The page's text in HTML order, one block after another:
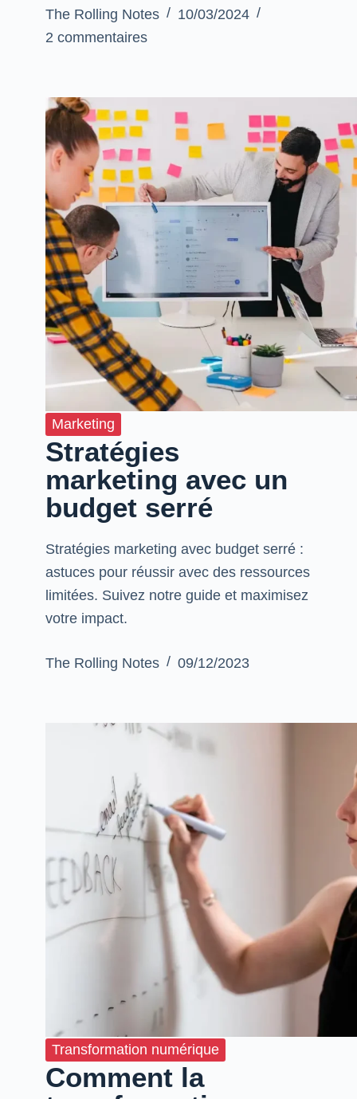
The Rolling Notes
10/03/2024
2 commentaires
Marketing
Stratégies
marketing avec un
budget serré
Stratégies marketing avec budget serré :
astuces pour réussir avec des ressources
limitées. Suivez notre guide et maximisez
votre impact.
The Rolling Notes 09/12/2023
Transformation numérique
Comment la